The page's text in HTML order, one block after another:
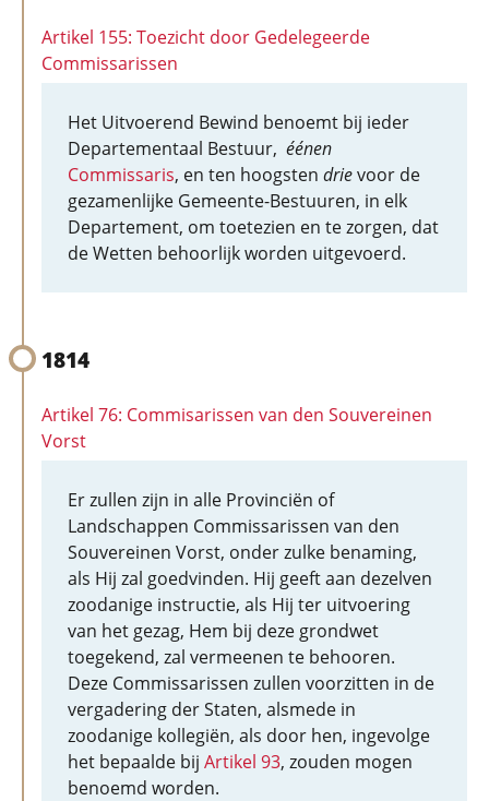
Artikel 155: Toezicht door Gedelegeerde
Commissarissen
Het Uitvoerend Bewind benoemt bij ieder
Departementaal Bestuur, éénen
Commissaris, en ten hoogsten drievoor de
gezamenlijke Gemeente-Bestuuren, in elk
Departement, om toetezien en te zorgen, dat
de Wetten behoorlijk worden uitgevoerd.
1814
Artikel 76: Commisarissen van den Souvereinen
Vorst
Er zullen zijn in alle Provinciën of
Landschappen Commissarissen van den
Souvereinen Vorst, onder zulke benaming,
als Hij zal goedvinden. Hij geeft aan dezelven
zoodanige instructie, als Hij ter uitvoering
van het gezag, Hem bij deze grondwet
toegekend, zal vermeenen te behooren.
Deze Commissarissen zullen voorzitten in de
vergadering der Staten, alsmede in
zoodanige kollegiën, als door hen, ingevolge
het bepaalde bij Artikel 93, zouden mogen
benoemd worden.